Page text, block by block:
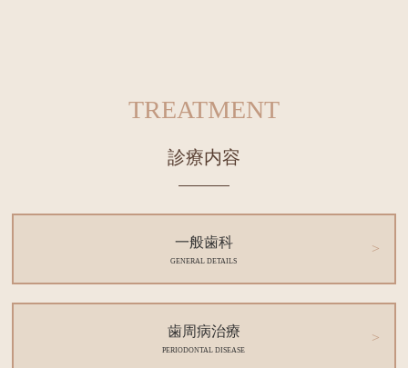
TREATMENT
診療内容
一般歯科
GENERAL DETAILS
歯周病治療
PERIODONTAL DISEASE